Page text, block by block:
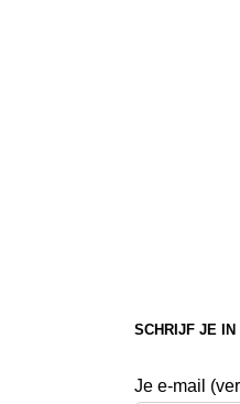
SCHRIJF JE IN
Je e-mail